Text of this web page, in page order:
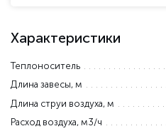
Характеристики
Теплоноситель
Длина завесы, м
Длина струи воздуха, м
Расход воздуха, м3/ч